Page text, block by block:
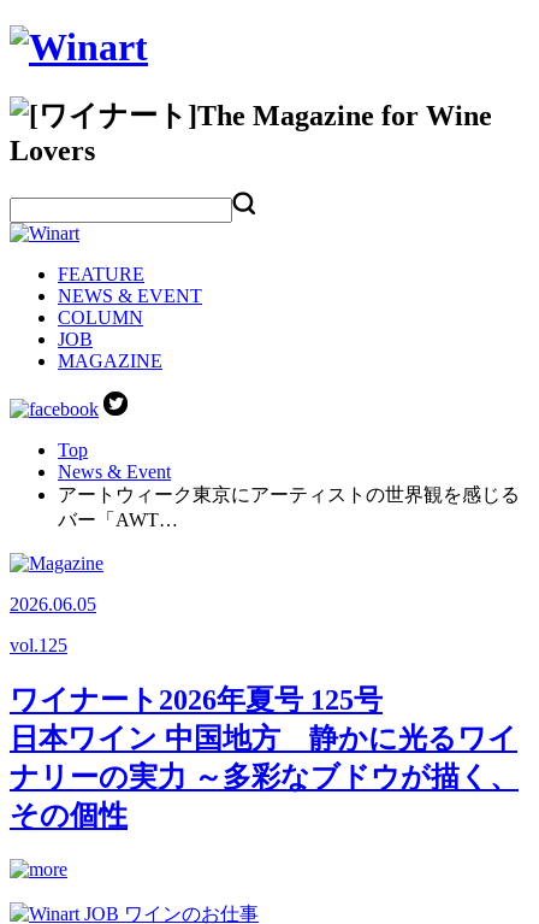
FEATURE
NEWS & EVENT
COLUMN
JOB
MAGAZINE
Top
News & Event
アートウィーク東京にアーティストの世界観を感じる
バー「AWT…
2026.06.05
vol.125
ワイナート2026年夏号 125号
日本ワイン 中国地方 静かに光るワイ
ナリーの実力 ～多彩なブドウが描く、
その個性